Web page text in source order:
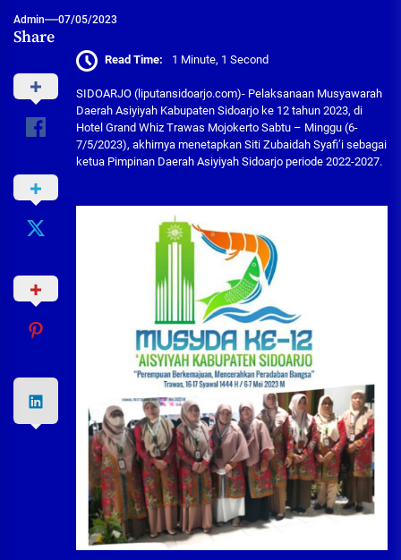
Admin 07/05/2023
Share
Read Time: 1 Minute, 1 Second
SIDOARJO (liputansidoarjo.com)- Pelaksanaan Musyawarah
Daerah Asiyiyah Kabupaten Sidoarjo ke 12 tahun 2023, di
Hotel Grand Whiz Trawas Mojokerto Sabtu – Minggu (6-
7/5/2023), akhirnya menetapkan Siti Zubaidah Syafi’i sebagai
ketua Pimpinan Daerah Asiyiyah Sidoarjo periode 2022-2027.